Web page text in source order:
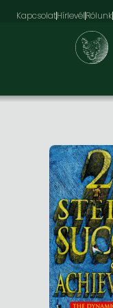
KapcsolatHírlevélRólunk